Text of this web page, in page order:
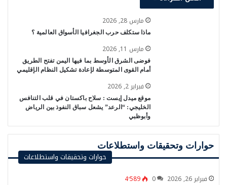
مارس 28, 2026
ماذا ستكلف حرب الجغرافيا الأسواق العالمية ؟
مارس 11, 2026
فوضى الشرق الأوسط بما فيها اليمن تفتح الطريق
أمام القوى المتوسطة لإعادة تشكيل النظام الإقليمي
فبراير 2, 2026
موقع ميدل إيست : سلاح باكستان في قلب التنافس
الخليجي: “الرعد” يشعل سباق النفوذ بين الرياض
وأبوظبي
حوارات وتحقيقات واستطلاعات
حوارات وتحقيقات واستطلاعات
فبراير 26, 2026 0 4٬589